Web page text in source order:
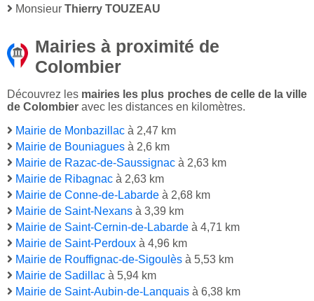
Monsieur Thierry TOUZEAU
Mairies à proximité de
Colombier
Découvrez les mairies les plus proches de celle de la ville
de Colombier avec les distances en kilomètres.
Mairie de Monbazillac à 2,47 km
Mairie de Bouniagues à 2,6 km
Mairie de Razac-de-Saussignac à 2,63 km
Mairie de Ribagnac à 2,63 km
Mairie de Conne-de-Labarde à 2,68 km
Mairie de Saint-Nexans à 3,39 km
Mairie de Saint-Cernin-de-Labarde à 4,71 km
Mairie de Saint-Perdoux à 4,96 km
Mairie de Rouffignac-de-Sigoulès à 5,53 km
Mairie de Sadillac à 5,94 km
Mairie de Saint-Aubin-de-Lanquais à 6,38 km